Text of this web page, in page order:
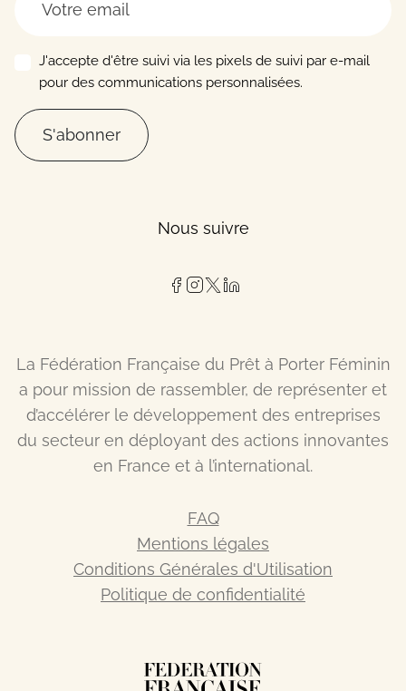
J'accepte d'être suivi via les pixels de suivi par e-mail
pour des communications personnalisées.
S'abonner
Nous suivre
La Fédération Française du Prêt à Porter Féminin
a pour mission de rassembler, de représenter et
d’accélérer le développement des entreprises
du secteur en déployant des actions innovantes
en France et à l’international.
FAQ
Mentions légales
Conditions Générales d'Utilisation
Politique de confidentialité